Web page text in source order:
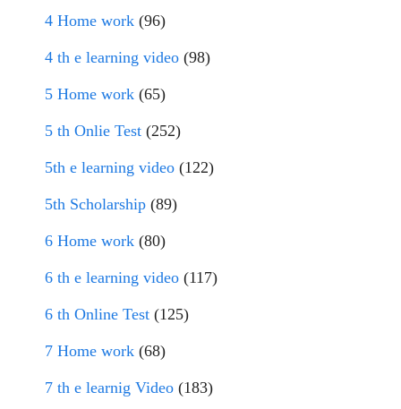
4 Home work (96)
4 th e learning video (98)
5 Home work (65)
5 th Onlie Test (252)
5th e learning video (122)
5th Scholarship (89)
6 Home work (80)
6 th e learning video (117)
6 th Online Test (125)
7 Home work (68)
7 th e learnig Video (183)